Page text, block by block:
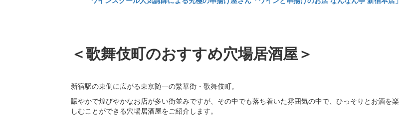
＜歌舞伎町のおすすめ穴場居酒屋＞
新宿駅の東側に広がる東京随一の繁華街・歌舞伎町。
賑やかで煌びやかなお店が多い街並みですが、その中でも落ち着いた雰囲気の中で、ひっそりとお酒を楽
しむことができる穴場居酒屋をご紹介します。